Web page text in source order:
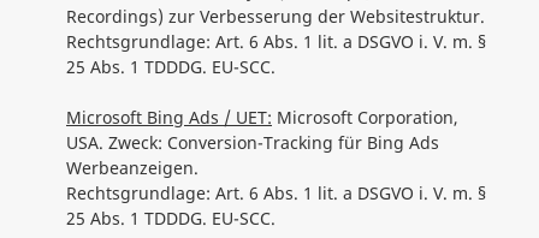
Recordings) zur Verbesserung der Websitestruktur.
Rechtsgrundlage: Art. 6 Abs. 1 lit. a DSGVO i. V. m. §
25 Abs. 1 TDDDG. EU-SCC.
Microsoft Bing Ads / UET: Microsoft Corporation,
USA. Zweck: Conversion-Tracking für Bing Ads
Werbeanzeigen.
Rechtsgrundlage: Art. 6 Abs. 1 lit. a DSGVO i. V. m. §
25 Abs. 1 TDDDG. EU-SCC.